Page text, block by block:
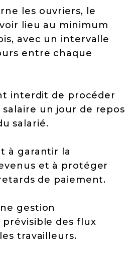
les ouvriers, le
lieu au minimum
avec un intervalle
entre chaque
interdit de procéder
un jour de repos
salarié.
à garantir la
et à protéger
de paiement.
gestion
des flux
travailleurs.